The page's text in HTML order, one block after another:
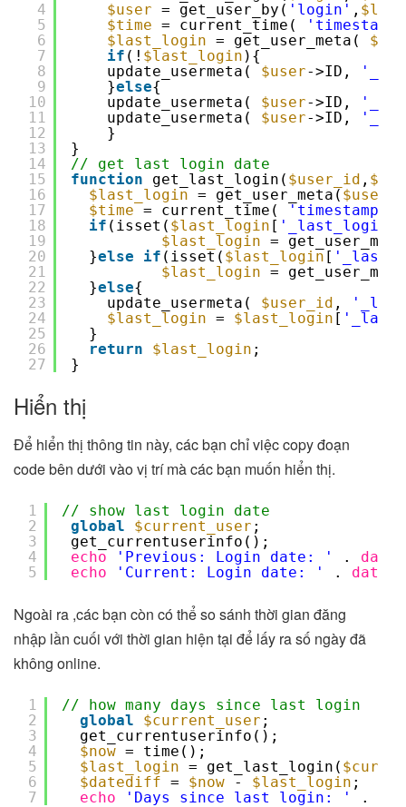
4
5
6
7
8
9
10
11
12
13
14
15
16
17
18
19
20
21
22
23
24
25
26
27
$user = get_user_by( 'login' ,
$time = current_time(
'timestamp'
$last_login = get_user_meta(
if (! $last_login ){
update_usermeta( $user->ID,
}else{
update_usermeta( $user->ID,
update_usermeta( $user->ID,
}
}
// get last login date
function
get_last_login( $user_id ,
$last_login = get_user_meta(
$time = current_time( 'timestamp'
if (isset( $last_login [
$last_login =
}else if (isset( $last_login [
$last_login =
}else{
update_usermeta( $user_id ,
$last_login = $last_login [
}
return
$last_login ;
}
Hiển thị
Để hiển thị thông tin này, các bạn chỉ việc copy đoạn
code bên dưới vào vị trí mà các bạn muốn hiển thị.
1
2
3
4
5
// show last login date
global
$current_user ;
get_currentuserinfo();
echo
'Previous: Login date: ' . date
echo
'Current: Login date: ' . date
Ngoài ra ,các bạn còn có thể so sánh thời gian đăng
nhập lần cuối với thời gian hiện tại để lấy ra số ngày đã
không online.
1
2
3
4
5
6
7
// how many days since last login
global
$current_user ;
get_currentuserinfo();
$now = time();
$last_login = get_last_login(
$datediff = $now - $last_login ;
echo
'Days since last login: ' .